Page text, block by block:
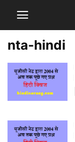
nta-hindi